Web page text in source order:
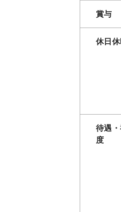
賞与
休日
待遇
度